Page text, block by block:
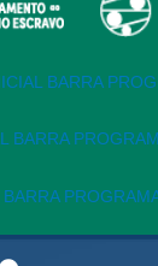
manifestação